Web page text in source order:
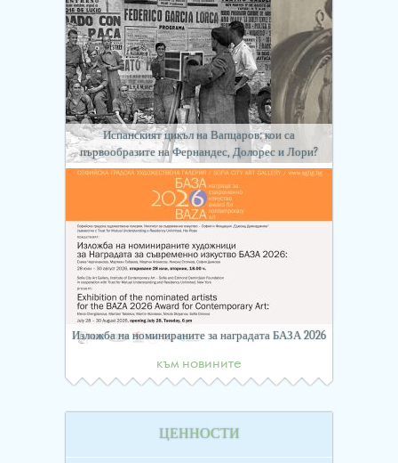
Испанският цикъл на Вапцаров: кои са
първообразите на Фернандес, Долорес и Лори?
Изложба на номинираните за наградата БАЗА 2026
към новините
ЦЕННОСТИ